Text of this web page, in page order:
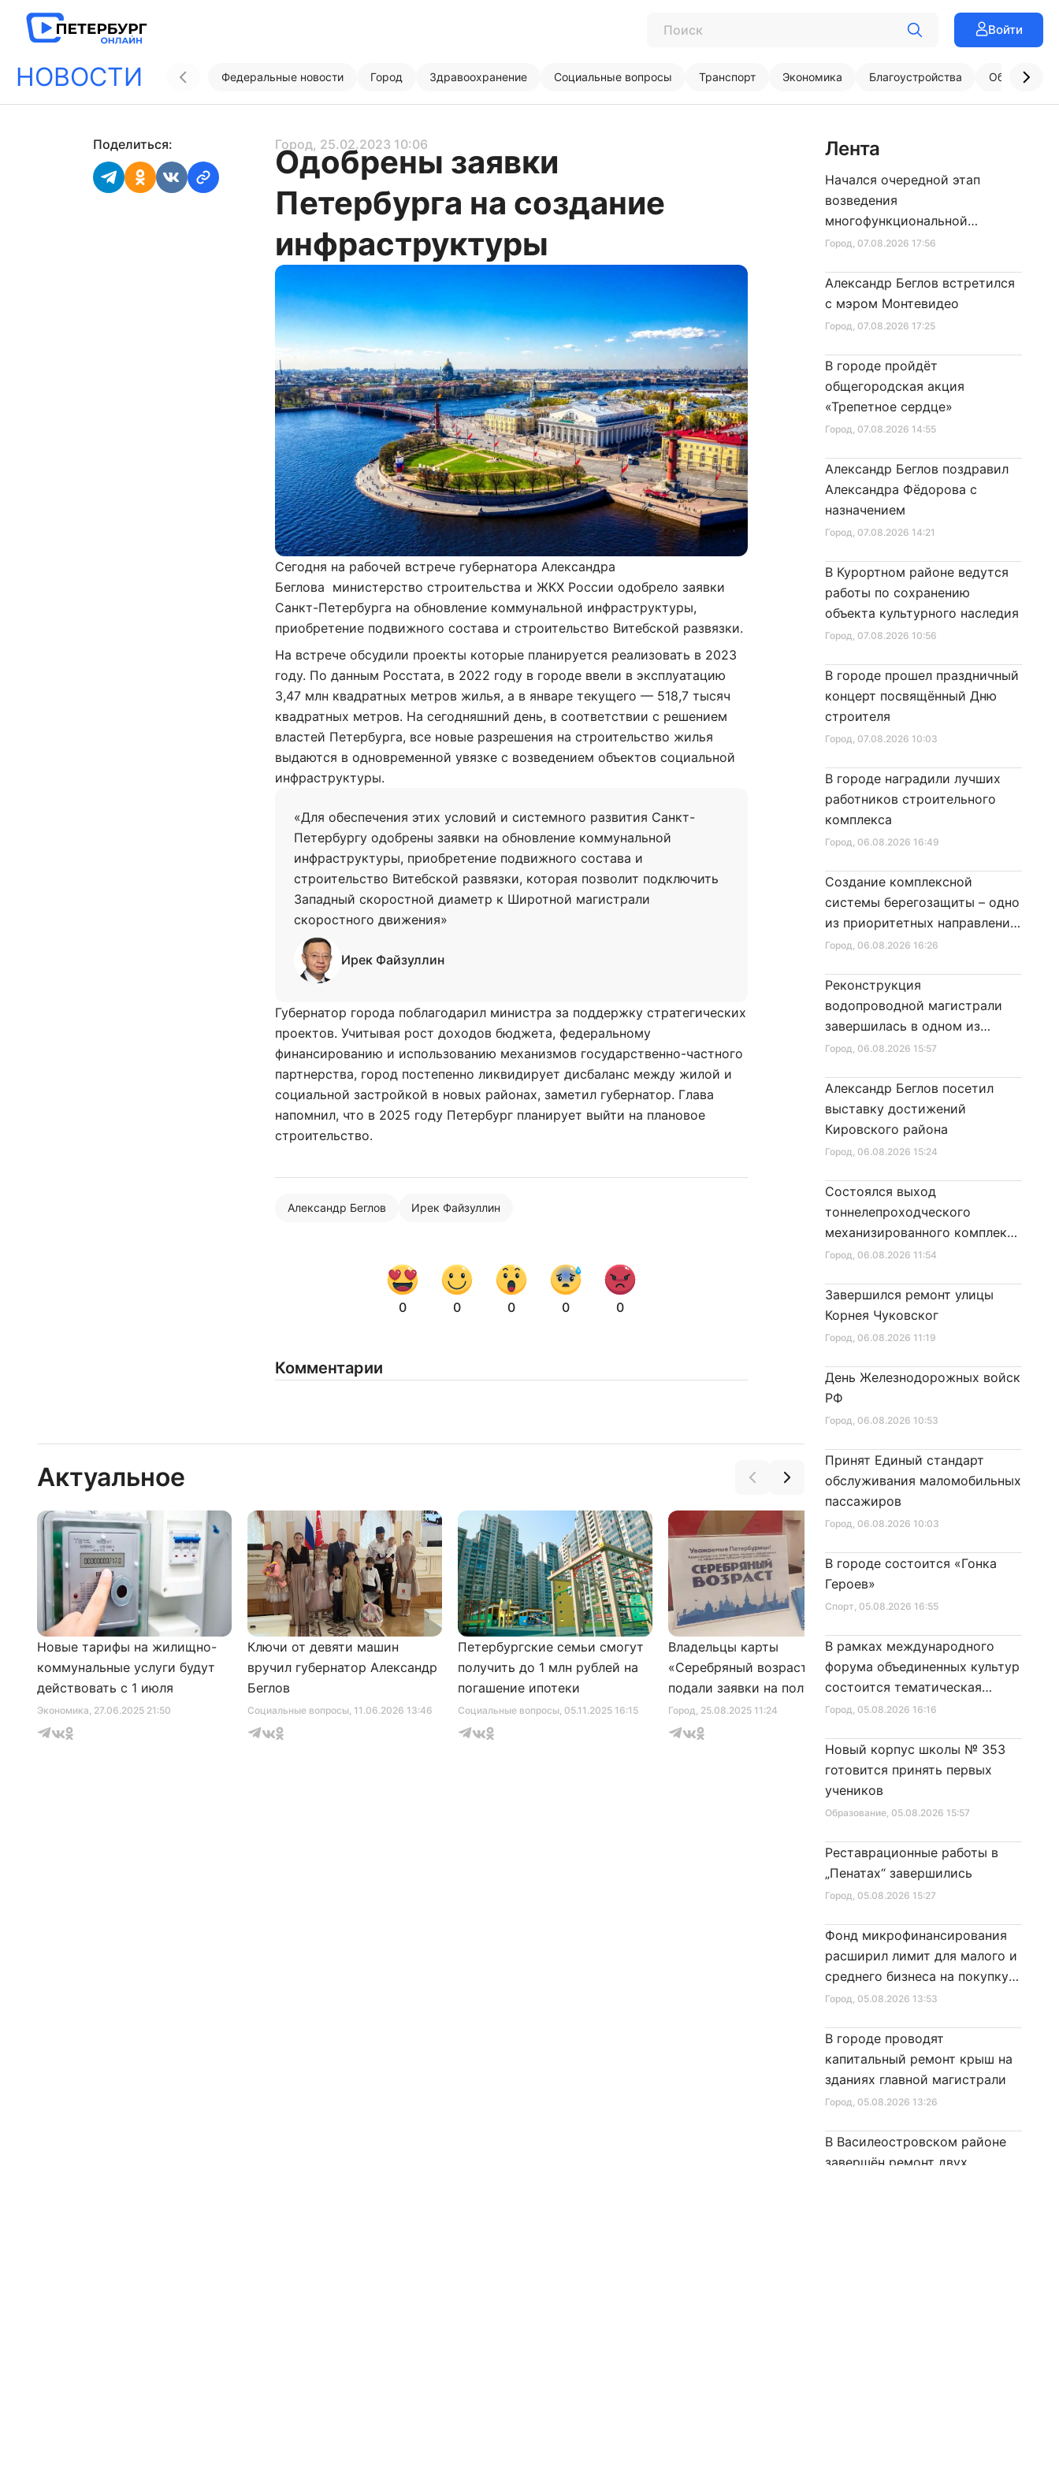
Войти
НОВОСТИ Федеральные новости Город Здравоохранение Социальные вопросы Транспорт Экономика Благоустройства
Поделиться: Город, 25.02.2023 10:06
Одобрены заявки
Петербурга на создание
инфраструктуры
Сегодня на рабочей встрече губернатора Александра
Беглова министерство строительства и ЖКХ России одобрело заявки
Санкт-Петербурга на обновление коммунальной инфраструктуры,
приобретение подвижного состава и строительство Витебской развязки.
На встрече обсудили проекты которые планируется реализовать в 2023
году. По данным Росстата, в 2022 году в городе ввели в эксплуатацию
3,47 млн квадратных метров жилья, а в январе текущего — 518,7 тысяч
квадратных метров. На сегодняшний день, в соответствии с решением
властей Петербурга, все новые разрешения на строительство жилья
выдаются в одновременной увязке с возведением объектов социальной
инфраструктуры.
«Для обеспечения этих условий и системного развития Санкт-
Петербургу одобрены заявки на обновление коммунальной
инфраструктуры, приобретение подвижного состава и
строительство Витебской развязки, которая позволит подключить
Западный скоростной диаметр к Широтной магистрали
скоростного движения»
Ирек Файзуллин
Губернатор города поблагодарил министра за поддержку стратегических
проектов. Учитывая рост доходов бюджета, федеральному
финансированию и использованию механизмов государственно-частного
партнерства, город постепенно ликвидирует дисбаланс между жилой и
социальной застройкой в новых районах, заметил губернатор. Глава
напомнил, что в 2025 году Петербург планирует выйти на плановое
строительство.
Александр Беглов Ирек Файзуллин
0 0 0 0 0
Комментарии
Актуальное
Экономика, 27.06.2025 21:50
Новые тарифы на жилищно-
коммунальные услуги будут
действовать с 1 июля
Социальные вопросы, 11.06.2026 13:46
Ключи от девяти машин
вручил губернатор Александр
Беглов
Социальные вопросы, 05.11.2025 16:15
Петербургские семьи смогут
получить до 1 млн рублей на
погашение ипотеки
Город, 25.08.2025 11:24
Владельцы карты
«Серебряный возраст»
подали заявки на получение
сертификата для посещения
музеев
Город, 10.01.2026 16:46
Александр Беглов подписал
Закон «О внесении изменения
в Закон Санкт‑Петербурга
«Социальный кодекс
Лента
Город, 07.08.2026 17:56
Начался очередной этап
возведения
многофункциональной
площадки центра спорта
Город, 07.08.2026 17:25
Александр Беглов встретился
с мэром Монтевидео
Город, 07.08.2026 14:55
В городе пройдёт
общегородская акция
«Трепетное сердце»
Город, 07.08.2026 14:21
Александр Беглов поздравил
Александра Фёдорова с
назначением
Город, 07.08.2026 10:56
В Курортном районе ведутся
работы по сохранению
объекта культурного наследия
Город, 07.08.2026 10:03
В городе прошел праздничный
концерт посвящённый Дню
строителя
Город, 06.08.2026 16:49
В городе наградили лучших
работников строительного
комплекса
Город, 06.08.2026 16:26
Создание комплексной
системы берегозащиты – одно
из приоритетных направлений
развития Петербурга
Город, 06.08.2026 15:57
Реконструкция
водопроводной магистрали
завершилась в одном из
районов города
Город, 06.08.2026 15:24
Александр Беглов посетил
выставку достижений
Кировского района
Город, 06.08.2026 11:54
Состоялся выход
тоннелепроходческого
механизированного комплекса
«Надежда» на поверхность
Город, 06.08.2026 11:19
Завершился ремонт улицы
Корнея Чуковског
Город, 06.08.2026 10:53
День Железнодорожных войск
РФ
Город, 06.08.2026 10:03
Принят Единый стандарт
обслуживания маломобильных
пассажиров
Спорт, 05.08.2026 16:55
В городе состоится «Гонка
Героев»
Город, 05.08.2026 16:16
В рамках международного
форума объединенных культур
состоится тематическая
секция
Образование, 05.08.2026 15:57
Новый корпус школы № 353
готовится принять первых
учеников
Город, 05.08.2026 15:27
Реставрационные работы в
„Пенатах“ завершились
Город, 05.08.2026 13:53
Фонд микрофинансирования
расширил лимит для малого и
среднего бизнеса на покупку
специальной техники
Город, 05.08.2026 13:26
В городе проводят
капитальный ремонт крыш на
зданиях главной магистрали
В Василеостровском районе
завершён ремонт двух
соглашаетесь с